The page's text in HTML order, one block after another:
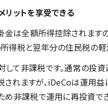
リットを享受できる
は全額所得控除されます
所得税と翌年分の住民税の軽
て非課税です。通常の投
されますが、iDeCoは運用
ため非課税で運用に再投資で